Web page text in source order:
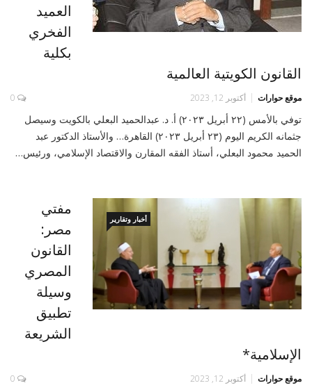
العميد
الفخري
بكلية
القانون الكويتية العالمية
موقع حوارات أكتوبر 12, 2023 0
توفي بالأمس (٢٢ أبريل ٢٠٢٣) أ. د. عبدالحميد البعلي بالكويت وسيصل
جثمانه الكريم اليوم (٢٣ أبريل ٢٠٢٣) القاهرة… والأستاذ الدكتور عبد
الحميد محمود البعلي، أستاذ الفقه المقارن والاقتصاد الإسلامي، ورئيس…
أخبار وتقارير
مفتي
مصر:
القانون
المصري
وسيلة
تطبيق
الشريعة
الإسلامية*
موقع حوارات أكتوبر 12, 2023 0